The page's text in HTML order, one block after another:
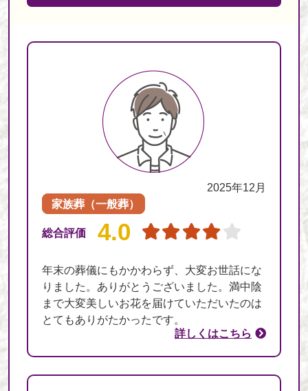
2025年12月
家族葬（一般葬）
総合評価 4.0
年末の葬儀にもかかわらず、大変お世話にな
りました。ありがとうございました。満中陰
まで大変美しいお花を届けていただいたのは
とてもありがたかったです。
詳しくはこちら